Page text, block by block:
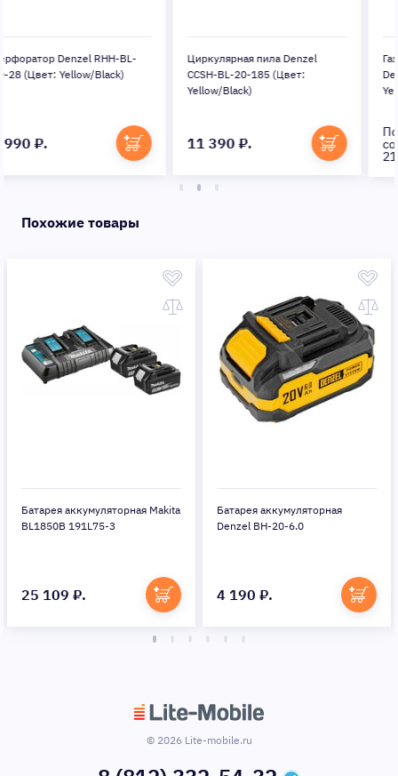
Циркулярная пила Denzel
CCSH-BL-20-185 (Цвет:
11 390 ₽.
Газонокосилка роторная
Denzel DLM-460 (Цвет:
Yellow/Black)
составляла:
Похожие товары
Батарея аккумуляторная Makita
BL1860B LXT
8 364 ₽.
Батарея
6 291 ₽.
© 2026 Lite-mobile.ru